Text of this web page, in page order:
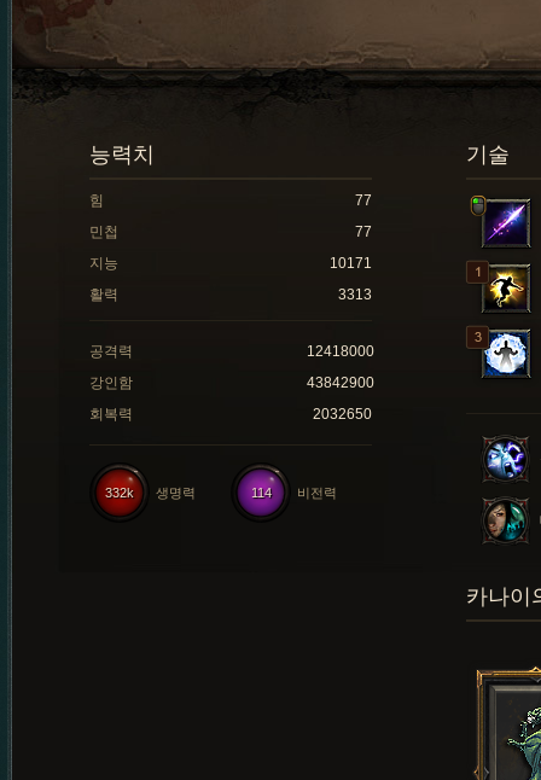
기술
능력치
힘
77
민첩
77
지능
10171
활력
3313
공격력
12418000
강인함
43842900
회복력
2032650
114 비전력
332k 생명력
카나이